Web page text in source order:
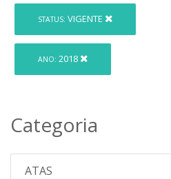
STATUS: VIGENTE
ANO: 2018
Categoria
ATAS